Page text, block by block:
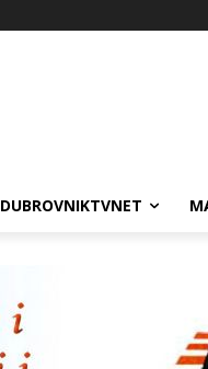
DUBROVNIKTVNET